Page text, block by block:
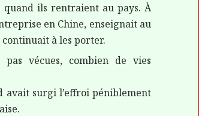
quand ils rentraient au pays. À
en Chine, enseignait au
continuait à les porter.
pas vécues, combien de vies
avait surgi l’effroi péniblement